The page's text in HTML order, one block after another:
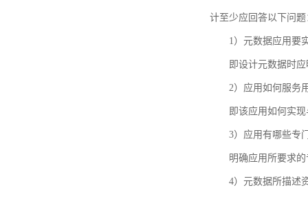
计至少应回答以下问题
1）元数据应用要
即设计元数据时
2）应用如何服务
即该应用如何实
3）应用有哪些专
明确应用所要求
4）元数据所描述